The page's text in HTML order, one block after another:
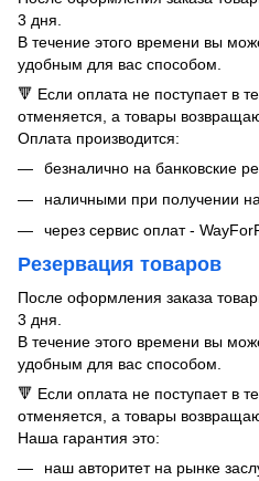
3 дня.
В течение этого времени вы
удобным для вас способом.
🔻 Если оплата не поступает в
отменяется, а товары
Оплата производится:
безналично на банковские
наличными при получении
через сервис оплат -
Резервация товаров
После оформления заказа
3 дня.
В течение этого времени вы
удобным для вас способом.
🔻 Если оплата не поступает в
отменяется, а товары
Наша гарантия это:
​​наш авторитет на рынке